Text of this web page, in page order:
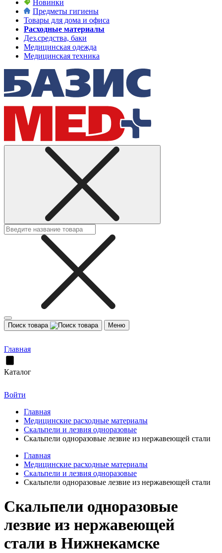
Новинки
Предметы гигиены
Товары для дома и офиса
Расходные материалы
Дез.средства, баки
Медицинская одежда
Медицинская техника
Поиск товара Меню
Главная
Каталог
Войти
Главная
Медицинские расходные материалы
Скальпели и лезвия одноразовые
Скальпели одноразовые лезвие из нержавеющей стали
Главная
Медицинские расходные материалы
Скальпели и лезвия одноразовые
Скальпели одноразовые лезвие из нержавеющей стали
Скальпели одноразовые
лезвие из нержавеющей
стали в Нижнекамске